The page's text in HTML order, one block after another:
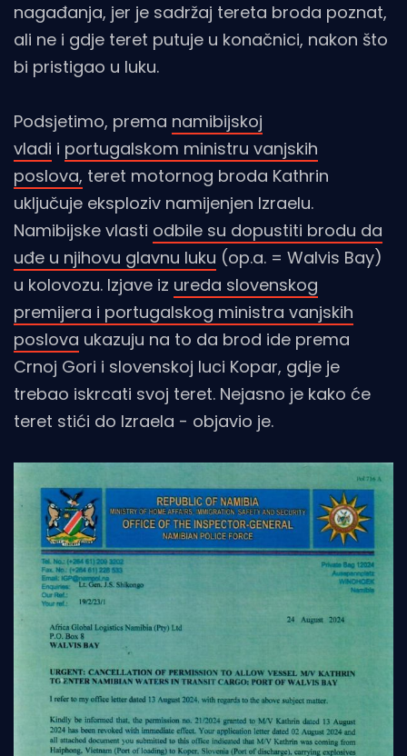
nagađanja, jer je sadržaj tereta broda poznat,
ali ne i gdje teret putuje u konačnici, nakon što
bi pristigao u luku.
Podsjetimo, prema namibijskoj
vladi i portugalskom ministru vanjskih
poslova, teret motornog broda Kathrin
uključuje eksploziv namijenjen Izraelu.
Namibijske vlasti odbile su dopustiti brodu da
uđe u njihovu glavnu luku (op.a. = Walvis Bay)
u kolovozu. Izjave iz ureda slovenskog
premijera i portugalskog ministra vanjskih
poslova ukazuju na to da brod ide prema
Crnoj Gori i slovenskoj luci Kopar, gdje je
trebao iskrcati svoj teret. Nejasno je kako će
teret stići do Izraela - objavio je.